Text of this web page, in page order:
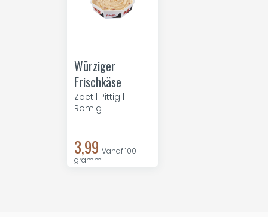
Würziger
Frischkäse
Zoet | Pittig |
Romig
3,99 Vanaf 100
gramm